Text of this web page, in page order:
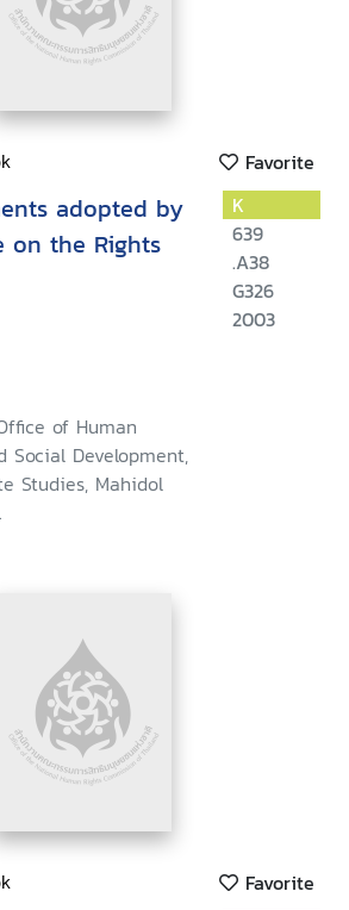
Favorite
adopted by
on the Rights
of Human
Social Development,
Studies, Mahidol
K
639
.A38
G326
2003
Favorite